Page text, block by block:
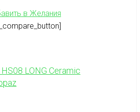
в Желания
LONG Ceramic